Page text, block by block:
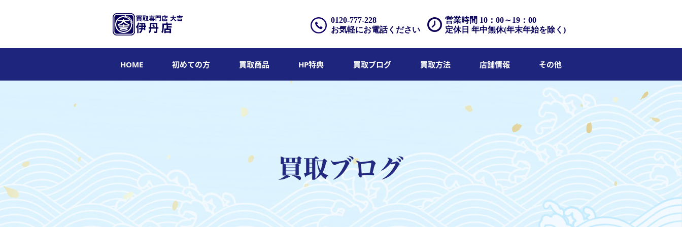
営業時間 10：00～19：00
定休日 年中無休(年末年始を除く)
0120-777-228
お気軽にお電話ください
HOME 初めての方 買取商品 HP特典 買取ブログ 買取方法 店舗情報 その他